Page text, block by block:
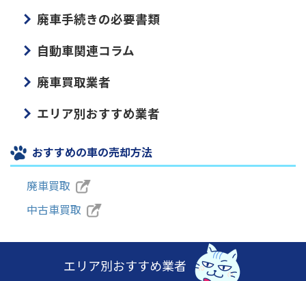
廃車手続きの必要書類
自動車関連コラム
廃車買取業者
エリア別おすすめ業者
おすすめの車の売却方法
廃車買取
中古車買取
エリア別おすすめ業者